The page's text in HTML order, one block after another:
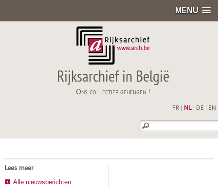
MENU
Rijksarchief in België
Ons collectief geheugen !
FR NL| DE EN
Lees meer
Alle nieuwsberichten